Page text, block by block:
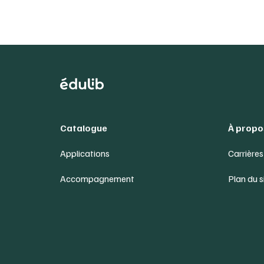
Catalogue
Applications
Accompagnement
À
Carrières
Plan du